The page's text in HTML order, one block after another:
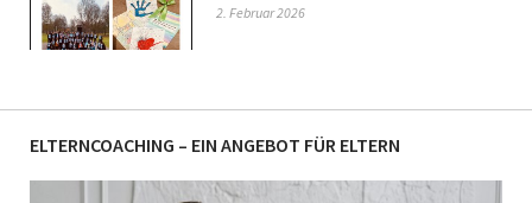
2. Februar 2026
ELTERNCOACHING – EIN ANGEBOT FÜR ELTERN